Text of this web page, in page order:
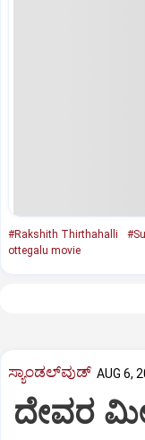
#Rakshith Thirthahalli
ottegalu movie
ಸ್ಯಾಂಡಲ್‌ವುಡ್‌ AUG 6,
ದೇವರ